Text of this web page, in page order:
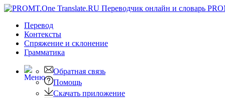
Перевод
Контексты
Спряжение и склонение
Грамматика
Обратная связь
Помощь
Скачать приложение